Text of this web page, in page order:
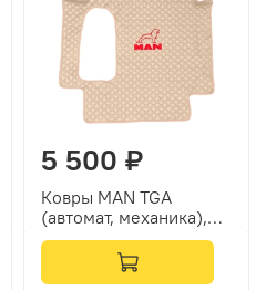
5 500 ₽
Ковры MAN TGA
(автомат, механика),
(экокожа, бежевый,
бежевый кант, красная
вышивка)